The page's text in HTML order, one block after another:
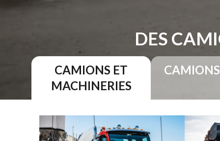
DES
CAMIONS ET
MACHINERIES